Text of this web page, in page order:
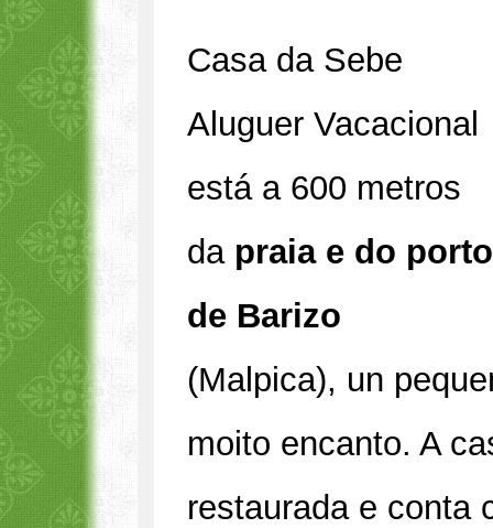
Casa da Sebe
Aluguer Vacacional
está a 600 metros
dapraia e do porto
de Barizo
(Malpica), un
moito encanto. A
restaurada e conta